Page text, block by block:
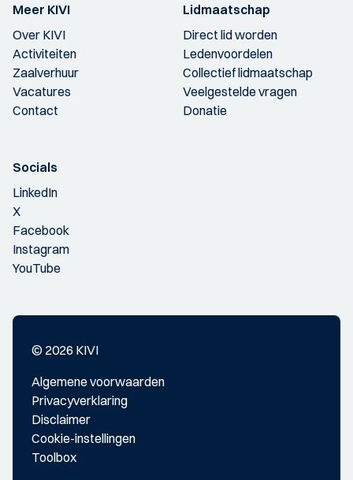
Meer KIVI
Over KIVI
Activiteiten
Zaalverhuur
Vacatures
Contact
Lidmaatschap
Direct lid worden
Ledenvoordelen
Collectief lidmaatschap
Veelgestelde vragen
Donatie
Socials
LinkedIn
X
Facebook
Instagram
YouTube
© 2026 KIVI
Algemene voorwaarden
Privacyverklaring
Disclaimer
Cookie-instellingen
Toolbox